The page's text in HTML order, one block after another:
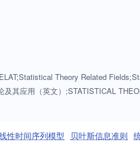
Theory Related
及其应用（英文）;STATISTICAL
性时间序列模型 贝叶斯信息准则